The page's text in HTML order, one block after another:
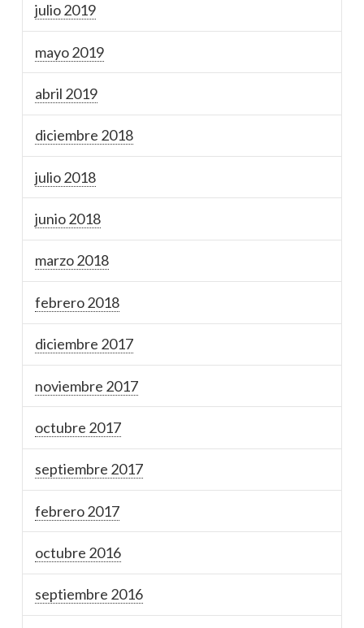
julio 2019
mayo 2019
abril 2019
diciembre 2018
julio 2018
junio 2018
marzo 2018
febrero 2018
diciembre 2017
noviembre 2017
octubre 2017
septiembre 2017
febrero 2017
octubre 2016
septiembre 2016